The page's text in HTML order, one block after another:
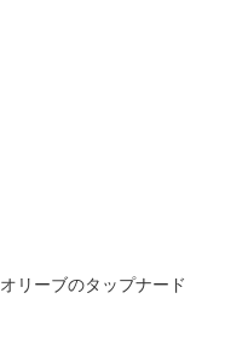
リーブのタップナード